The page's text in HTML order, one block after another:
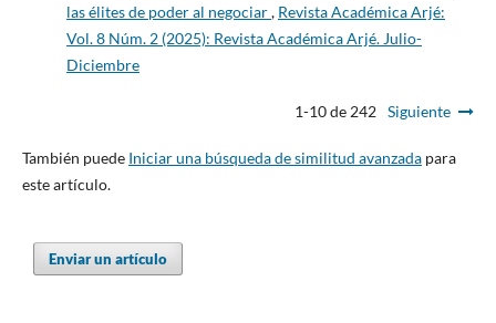
las élites de poder al negociar, Revista Académica Arjé:
Vol. 8 Núm. 2 (2025): Revista Académica Arjé. Julio-
Diciembre
1-10 de 242 Siguiente
También puede Iniciar una búsqueda de similitud avanzadapara
este artículo.
Enviar un artículo